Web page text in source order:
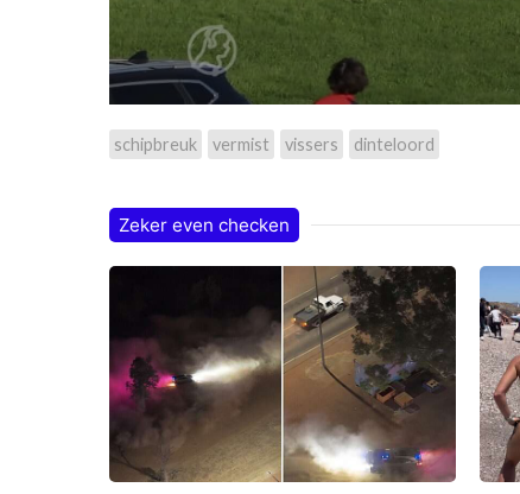
schipbreuk vermist vissers dinteloord
Zeker even checken